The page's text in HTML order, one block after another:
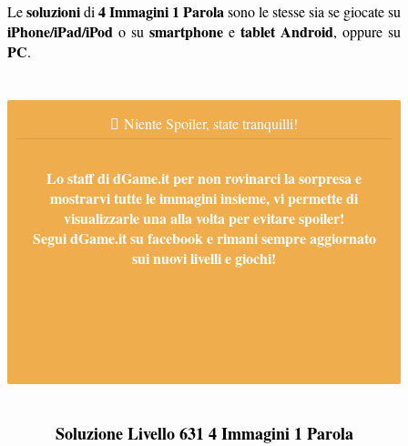
Lesoluzionidi 4 Immagini 1 Parolasono le stesse sia se giocate su
iPhone/iPad/iPod o su smartphone e tablet Android, oppure su
PC.
Niente Spoiler, state tranquilli!
Lo staff di dGame.it per non rovinarci la sorpresa e
mostrarvi tutte le immagini insieme, vi permette di
visualizzarle una alla volta per evitare spoiler!
Segui dGame.it su facebook e rimani sempre aggiornato
sui nuovi livelli e giochi!
Soluzione Livello 631 4 Immagini 1 Parola